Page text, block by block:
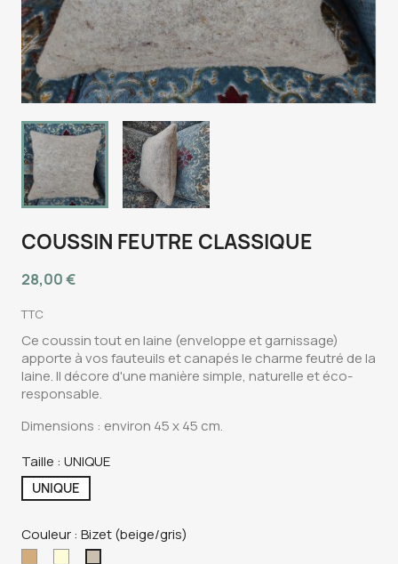
COUSSIN FEUTRE CLASSIQUE
28,00 €
TTC
Ce coussin tout en laine (enveloppe et garnissage)
apporte à vos fauteuils et canapés le charme feutré de la
laine. Il décore d'une manière simple, naturelle et éco-
responsable.
Dimensions : environ 45 x 45 cm.
Taille : UNIQUE
UNIQUE
Couleur : Bizet (beige/gris)